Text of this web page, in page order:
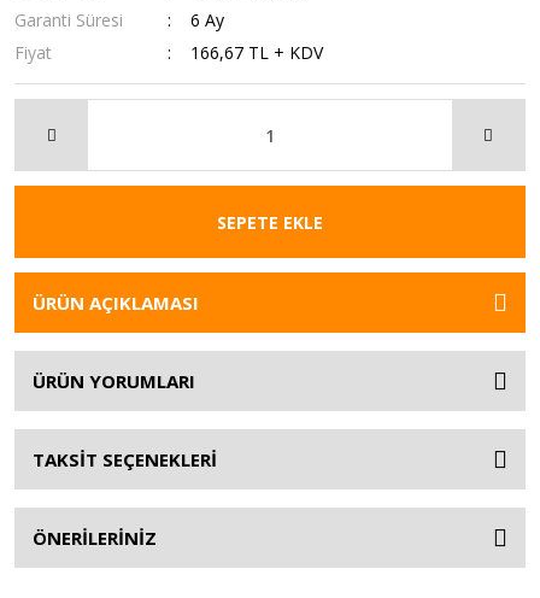
Garanti Süresi
6 Ay
Fiyat
166,67 TL + KDV
SEPETE EKLE
ÜRÜN AÇIKLAMASI
ÜRÜN YORUMLARI
TAKSİT SEÇENEKLERİ
ÖNERİLERİNİZ